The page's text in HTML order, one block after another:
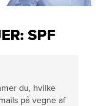
SPF
du, hvilke
på vegne af